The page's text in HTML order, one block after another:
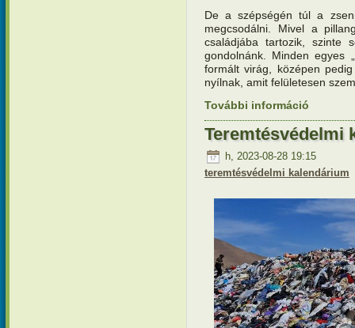
De a szépségén túl a
megcsodálni. Mivel a
családjába tartozik, szinte
gondolnánk. Minden egyes
formált virág, középen
nyílnak, amit felületesen
További információ
Teremtésvédelmi
h, 2023-08-28 19:15
teremtésvédelmi kalendárium